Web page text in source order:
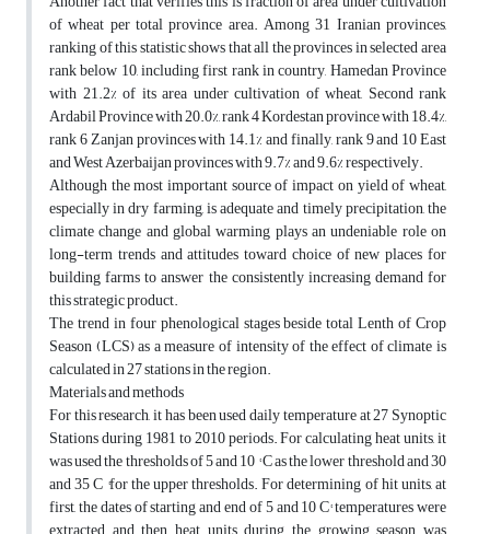
of wheat per total province area. Among 31 Iranian provinces,
ranking of this statistic shows that all the provinces in selected area
rank below 10, including first rank in country, Hamedan Province
with 21.2% of its area under cultivation of wheat, Second rank
Ardabil Province with 20.0%, rank 4 Kordestan province with 18.4%,
rank 6 Zanjan provinces with 14.1% and finally, rank 9 and 10 East
and West Azerbaijan provinces with 9.7% and 9.6% respectively.
Although the most important source of impact on yield of wheat,
especially in dry farming, is adequate and timely precipitation, the
climate change and global warming plays an undeniable role on
long-term trends and attitudes toward choice of new places for
building farms to answer the consistently increasing demand for
this strategic product.
The trend in four phenological stages beside total Lenth of Crop
Season (LCS) as a measure of intensity of the effect of climate is
calculated in 27 stations in the region.
Materials and methods
For this research, it has been used daily temperature at 27 Synoptic
Stations during 1981 to 2010 periods. For calculating heat units, it
was used the thresholds of 5 and 10 ° C as the lower threshold and 30
and 35 C °for the upper thresholds. For determining of hit units, at
first, the dates of starting and end of 5 and 10 C° temperatures were